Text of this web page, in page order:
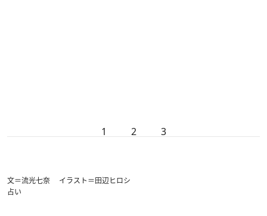
1 2 3
文＝流光七奈 イラスト＝田辺ヒロシ
占い